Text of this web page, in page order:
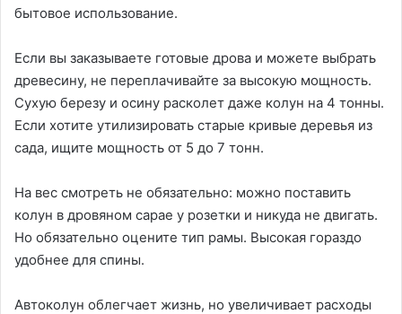
бытовое использование.
Если вы заказываете готовые дрова и можете выбрать
древесину, не переплачивайте за высокую мощность.
Сухую березу и осину расколет даже колун на 4 тонны.
Если хотите утилизировать старые кривые деревья из
сада, ищите мощность от 5 до 7 тонн.
На вес смотреть не обязательно: можно поставить
колун в дровяном сарае у розетки и никуда не двигать.
Но обязательно оцените тип рамы. Высокая гораздо
удобнее для спины.
Автоколун облегчает жизнь, но увеличивает расходы